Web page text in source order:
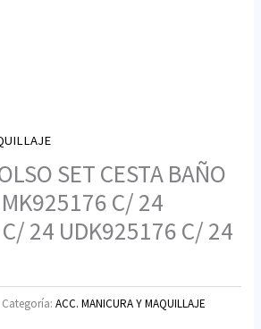
SET CESTA BAÑO
MK925176 C/ 24
24 UDK925176 C/ 24
Categoría:ACC. MANICURA Y MAQUILLAJE